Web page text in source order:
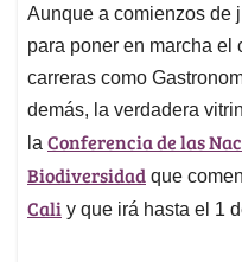
Aunque a comienzos de
para poner en marcha el
carreras como
demás, la verdadera
la Conferencia de las
Biodiversidad que
Cali y que irá hasta el 1